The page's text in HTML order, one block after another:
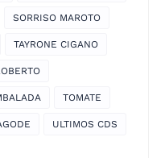
SORRISO MAROTO
TAYRONE CIGANO
TOMATE
ULTIMOS CDS